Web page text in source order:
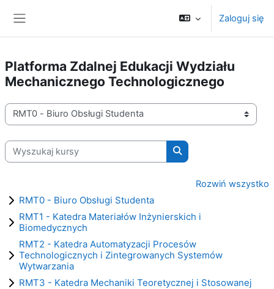
Zaloguj się
Platforma Zdalnej Edukacji Wydziału
Mechanicznego Technologicznego
Kategorie kursów
Wyszukaj kursy
Wyszukaj kursy
Rozwiń wszystko
RMT0 - Biuro Obsługi Studenta
RMT1 - Katedra Materiałów Inżynierskich i
Biomedycznych
RMT2 - Katedra Automatyzacji Procesów
Technologicznych i Zintegrowanych Systemów
Wytwarzania
RMT3 - Katedra Mechaniki Teoretycznej i Stosowanej